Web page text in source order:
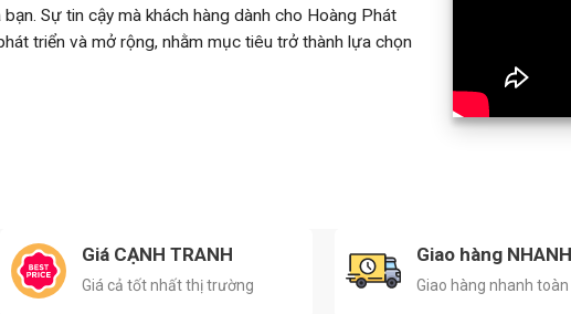
Sự tin cậy mà khách hàng dành cho Hoàng Phát
triển và mở rộng, nhằm mục tiêu trở thành lựa chọn
Giá CẠNH TRANH
Giá cả tốt nhất thị trường
Giao hàng NHANH
Giao hàng nhanh